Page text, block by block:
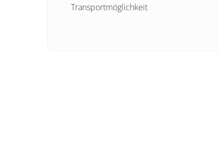
Transportmöglichkeit